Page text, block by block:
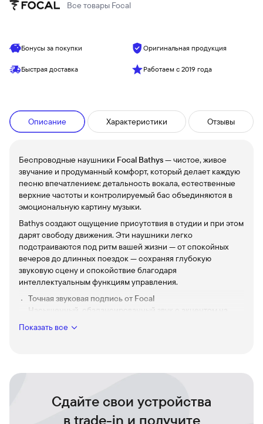
Все товары Focal
Бонусы за покупки Оригинальная продукция
Быстрая доставка Работаем с 2019 года
Описание Характеристики Отзывы
Беспроводные наушники Focal Bathys— чистое, живое
звучание и продуманный комфорт, который делает каждую
песню впечатлением: детальность вокала, естественные
верхние частоты и контролируемый бас объединяются в
эмоциональную картину музыки.
Bathys создают ощущение присутствия в студии и при этом
дарят свободу движения. Эти наушники легко
подстраиваются под ритм вашей жизни — от спокойных
вечеров до длинных поездок — сохраняя глубокую
звуковую сцену и спокойствие благодаря
интеллектуальным функциям управления.
Точная звуковая подпись от Focal
Насыщенный, сбалансированный звук с акцентом на
глубиной.
погрузиться в любимые композиции или
Комфорт для длительного прослушивания
Лёгкая посадка и мягкие амбушюры позволяют
Показать все
Сдайте свои устройства
в trade-in и получите